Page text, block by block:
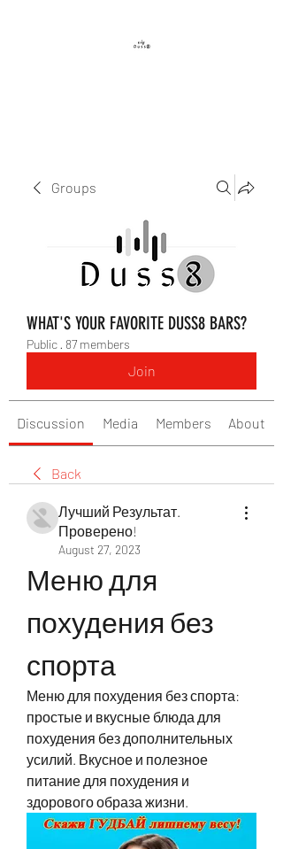
Groups
WHAT'S YOUR FAVORITE DUSS8 BARS?
Public · 87 members
Join
Discussion Media Members About
Back
Лучший Результат.
Проверено!
August 27, 2023
Меню для
похудения без
спорта
Меню для похудения без спорта:
простые и вкусные блюда для
похудения без дополнительных
усилий. Вкусное и полезное
питание для похудения и
здорового образа жизни.